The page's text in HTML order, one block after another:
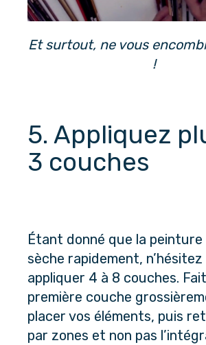
Et surtout, ne vous
!
5. Appliquez
3 couches
Étant donné que la
sèche rapidement, n’hésitez
appliquer 4 à 8 couches.
première couche
placer vos éléments, puis
par zones et non pas